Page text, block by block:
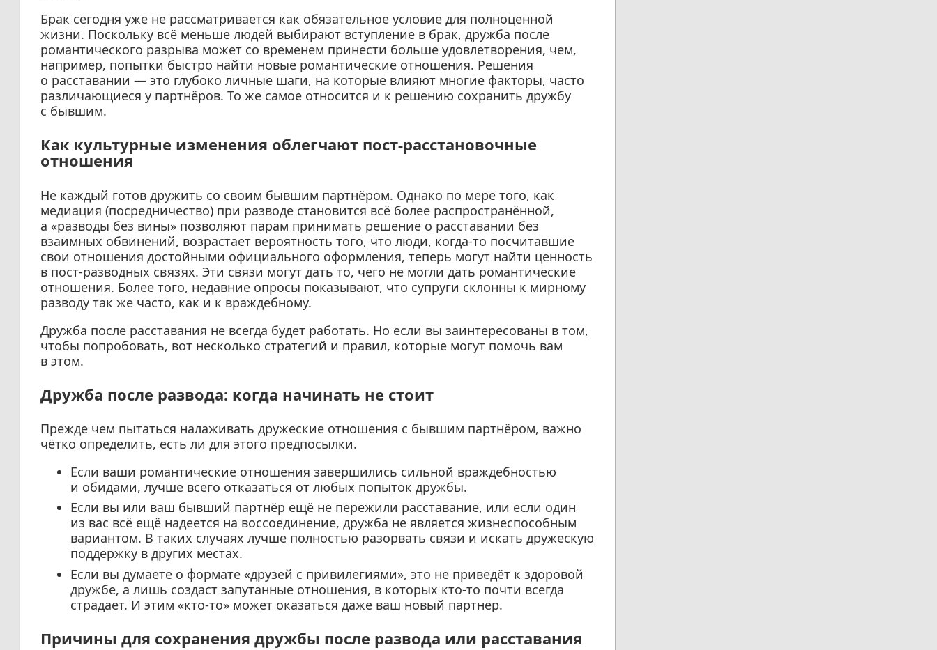
Брак сегодня уже не рассматривается как обязательное условие для полноценной
жизни. Поскольку всё меньше людей выбирают вступление в брак, дружба после
романтического разрыва может со временем принести больше удовлетворения, чем,
например, попытки быстро найти новые романтические отношения. Решения
о расставании — это глубоко личные шаги, на которые влияют многие факторы, часто
различающиеся у партнёров. То же самое относится и к решению сохранить дружбу
с бывшим.
Как культурные изменения облегчают пост-расстановочные
отношения
Не каждый готов дружить со своим бывшим партнёром. Однако по мере того, как
медиация (посредничество) при разводе становится всё более распространённой,
а «разводы без вины» позволяют парам принимать решение о расставании без
взаимных обвинений, возрастает вероятность того, что люди, когда-то посчитавшие
свои отношения достойными официального оформления, теперь могут найти ценность
в пост-разводных связях. Эти связи могут дать то, чего не могли дать романтические
отношения. Более того, недавние опросы показывают, что супруги склонны к мирному
разводу так же часто, как и к враждебному.
Дружба после расставания не всегда будет работать. Но если вы заинтересованы в том,
чтобы попробовать, вот несколько стратегий и правил, которые могут помочь вам
в этом.
Дружба после развода: когда начинать не стоит
Прежде чем пытаться налаживать дружеские отношения с бывшим партнёром, важно
чётко определить, есть ли для этого предпосылки.
Если ваши романтические отношения завершились сильной враждебностью
и обидами, лучше всего отказаться от любых попыток дружбы.
Если вы или ваш бывший партнёр ещё не пережили расставание, или если один
из вас всё ещё надеется на воссоединение, дружба не является жизнеспособным
вариантом. В таких случаях лучше полностью разорвать связи и искать дружескую
поддержку в других местах.
Если вы думаете о формате «друзей с привилегиями», это не приведёт к здоровой
дружбе, а лишь создаст запутанные отношения, в которых кто-то почти всегда
страдает. И этим «кто-то» может оказаться даже ваш новый партнёр.
Причины для сохранения дружбы после развода или расставания